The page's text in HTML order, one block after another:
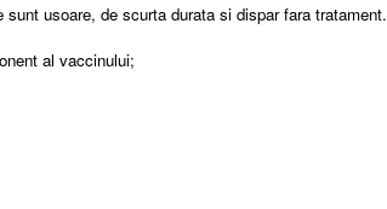
usoare, de scurta durata si dispar fara tratament.
al vaccinului;